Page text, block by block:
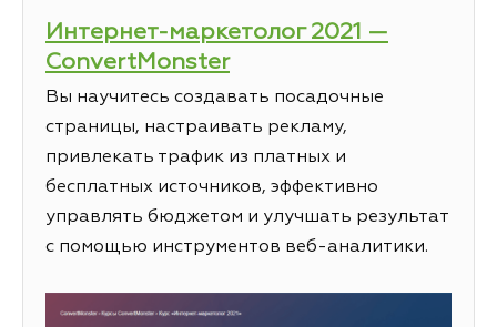
Интернет-маркетолог 2021 —
ConvertMonster
Вы научитесь создавать посадочные
страницы, настраивать рекламу,
привлекать трафик из платных и
бесплатных источников, эффективно
управлять бюджетом и улучшать результат
с помощью инструментов веб-аналитики.